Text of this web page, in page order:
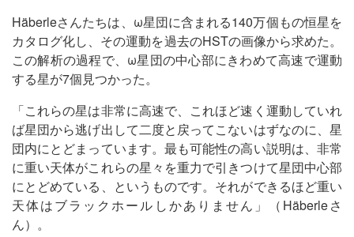
Häberleさんたちは、ω星団に含まれる140万個もの恒星を
カタログ化し、その運動を過去のHSTの画像から求めた。
この解析の過程で、ω星団の中心部にきわめて高速で運動
する星が7個見つかった。
「これらの星は非常に高速で、これほど速く運動していれ
ば星団から逃げ出して二度と戻ってこないはずなのに、星
団内にとどまっています。最も可能性の高い説明は、非常
に重い天体がこれらの星々を重力で引きつけて星団中心部
にとどめている、というものです。それができるほど重い
天体はブラックホールしかありません」（Häberleさ
ん）。